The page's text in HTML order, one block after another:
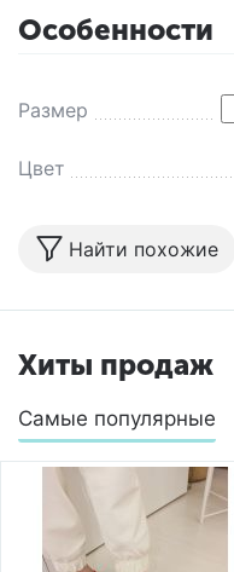
Особенности
Размер
Цвет
Найти похожие
Хиты продаж
Самые популярные